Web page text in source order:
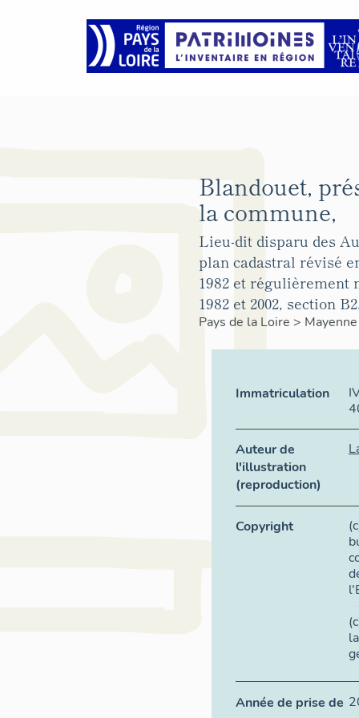
Blandouet,
la commune,
Lieu-dit disparu des
plan cadastral révisé
1982 et régulièrement
1982 et 2002, section
Pays de la Loire >
Immatriculation
Auteur de
l'illustration
(reproduction)
Copyright
Année de prise de